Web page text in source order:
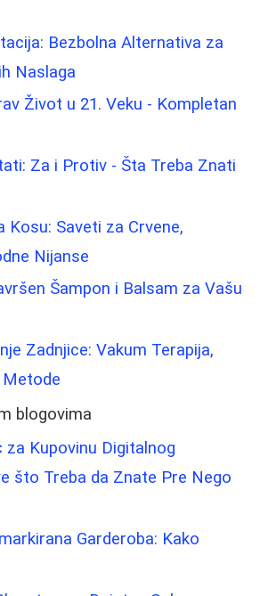
Bezbolna Alternativa za
Naslaga
Život u 21. Veku - Kompletan
Za i Protiv - Šta Treba Znati
Kosu: Saveti za Crvene,
Nijanse
Šampon i Balsam za Vašu
Zadnjice: Vakum Terapija,
blogovima
za Kupovinu Digitalnog
što Treba da Znate Pre Nego
Garderoba: Kako